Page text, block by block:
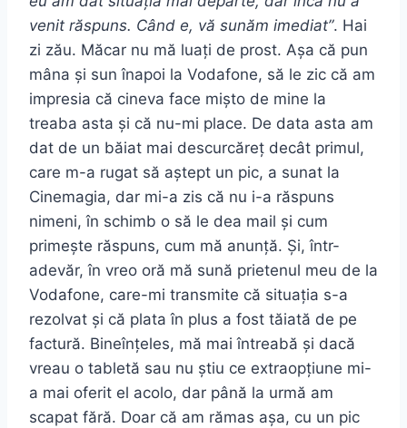
venit răspuns. Când e, vă sunăm imediat”. Hai
zi zău. Măcar nu mă luați de prost. Așa că pun
mâna și sun înapoi la Vodafone, să le zic că am
impresia că cineva face mișto de mine la
treaba asta și că nu-mi place. De data asta am
dat de un băiat mai descurcăreț decât primul,
care m-a rugat să aștept un pic, a sunat la
Cinemagia, dar mi-a zis că nu i-a răspuns
nimeni, în schimb o să le dea mail și cum
primește răspuns, cum mă anunță. Și, într-
adevăr, în vreo oră mă sună prietenul meu de la
Vodafone, care-mi transmite că situația s-a
rezolvat și că plata în plus a fost tăiată de pe
factură. Bineînțeles, mă mai întreabă și dacă
vreau o tabletă sau nu știu ce extraopțiune mi-
a mai oferit el acolo, dar până la urmă am
scapat fără. Doar că am rămas așa, cu un pic